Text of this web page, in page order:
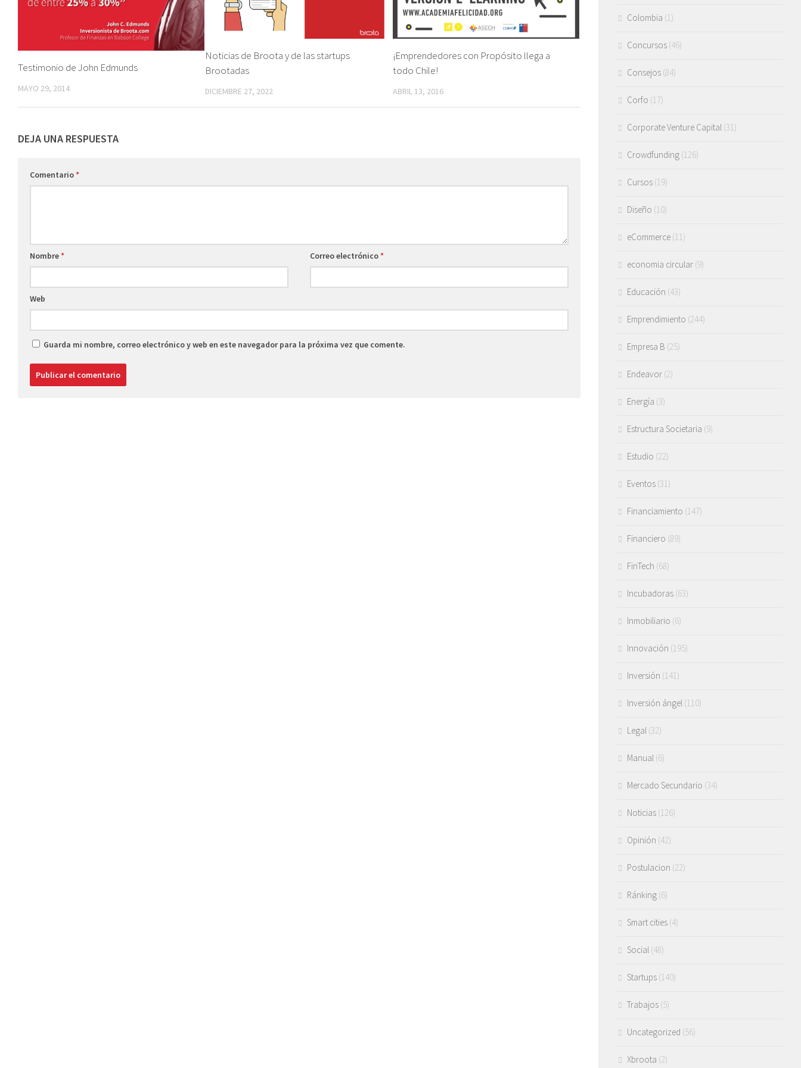
Testimonio de John Edmunds
MAYO 29, 2014
Noticias de Broota y de las startups
Brootadas
DICIEMBRE 27, 2022
¡Emprendedores con Propósito llega a
todo Chile!
ABRIL 13, 2016
DEJA UNA RESPUESTA
Comentario*
Nombre* Correo electrónico*
Web
Guarda mi nombre, correo electrónico y web en este navegador para la próxima vez que comente.
Colombia (1)
Concursos (46)
Consejos (84)
Corfo (17)
Corporate Venture Capital (31)
Crowdfunding (126)
Cursos (19)
Diseño (10)
eCommerce (11)
economia circular (9)
Educación (43)
Emprendimiento (244)
Empresa B (25)
Endeavor (2)
Energía (3)
Estructura Societaria (9)
Estudio (22)
Eventos (31)
Financiamiento (147)
Financiero (89)
FinTech (68)
Incubadoras (63)
Inmobiliario (6)
Innovación (195)
Inversión (141)
Inversión ángel (110)
Legal (32)
Manual (6)
Mercado Secundario (34)
Noticias (126)
Opinión (42)
Postulacion (22)
Ránking (6)
Smart cities (4)
Social (48)
Startups (140)
Trabajos (5)
Uncategorized (56)
Xbroota (2)